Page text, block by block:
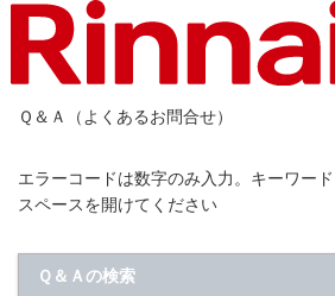
Ｑ＆Ａ（よくあるお問合せ）
エラーコードは数字のみ入力。キーワー
スペースを開けてください
Ｑ＆Ａの検索